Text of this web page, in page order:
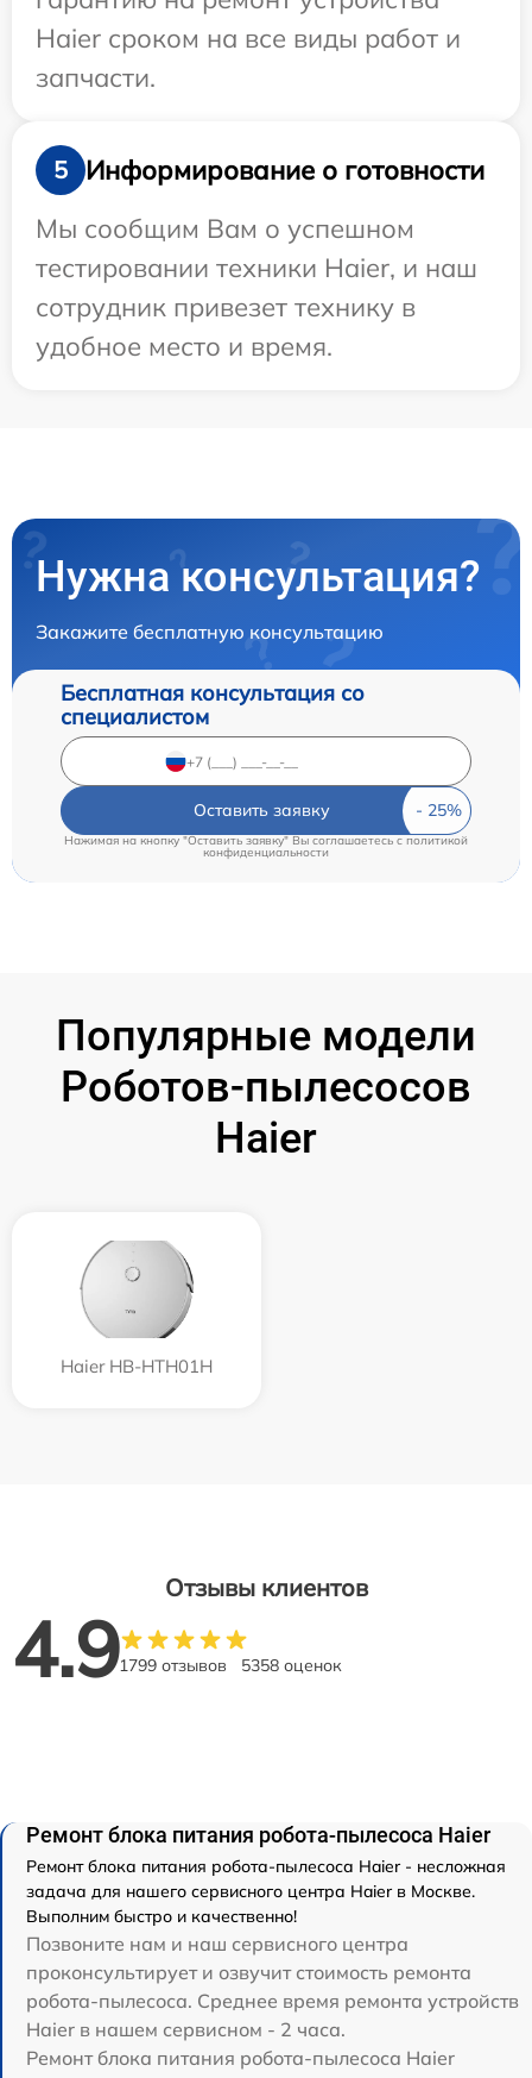
Haier сроком на все виды работ и
запчасти.
5
Информирование о готовности
Мы сообщим Вам о успешном
тестировании техники Haier, и наш
сотрудник привезет технику в
удобное место и время.
Нужна консультация?
Закажите бесплатную консультацию
Бесплатная консультация со
специалистом
Оставить заявку
Нажимая на кнопку "Оставить заявку" Вы соглашаетесь c политикой
конфиденциальности
Популярные модели
Роботов-пылесосов
Haier
Haier HB-HTH01H
Отзывы клиентов
4.91799 отзывов 5358 оценок
Ремонт блока питания робота-пылесоса Haier
Ремонт блока питания робота-пылесоса Haier - несложная
задача для нашего сервисного центра Haier в Москве.
Выполним быстро и качественно!
Позвоните нам и наш сервисного центра
проконсультирует и озвучит стоимость ремонта
робота-пылесоса. Среднее время ремонта устройств
Haier в нашем сервисном - 2 часа.
Ремонт блока питания робота-пылесоса Haier